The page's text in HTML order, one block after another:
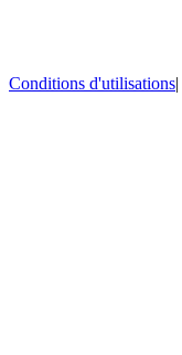
Conditions d'utilisations|